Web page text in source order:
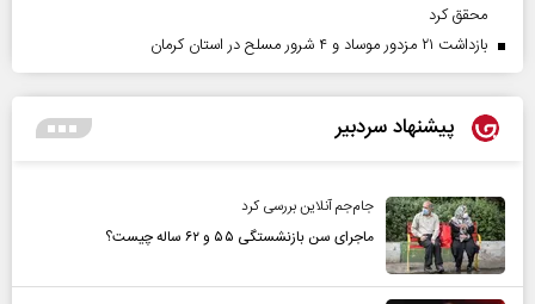
محقق کرد
بازداشت ۲۱ مزدور موساد و ۴ شرور مسلح در استان کرمان
پیشنهاد سردبیر
جام‌جم آنلاین بررسی کرد
ماجرای سن بازنشستگی ۵۵ و ۶۲ ساله چیست؟